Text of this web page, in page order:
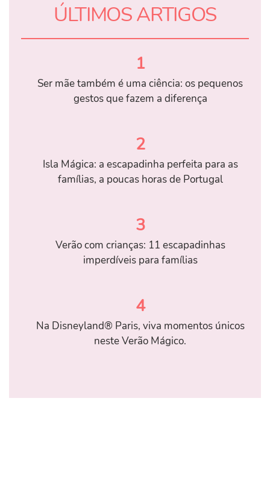
ÚLTIMOS ARTIGOS
1
Ser mãe também é uma ciência: os pequenos
gestos que fazem a diferença
2
Isla Mágica: a escapadinha perfeita para as
famílias, a poucas horas de Portugal
3
Verão com crianças: 11 escapadinhas
imperdíveis para famílias
4
Na Disneyland® Paris, viva momentos únicos
neste Verão Mágico.